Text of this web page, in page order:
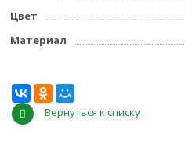
Цвет
Материал
Вернуться к списку